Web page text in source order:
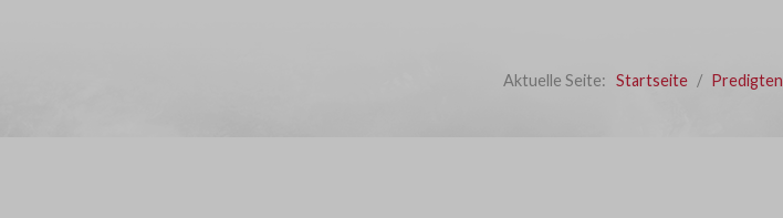
Aktuelle Seite: Startseite Predigten